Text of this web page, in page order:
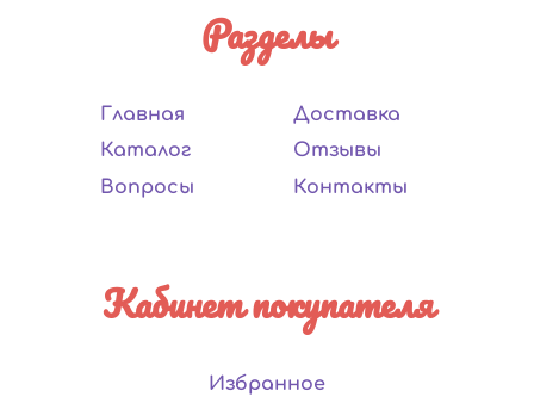
Разделы
Главная
Каталог
Вопросы
Доставка
Отзывы
Контакты
Кабинет покупателя
Избранное